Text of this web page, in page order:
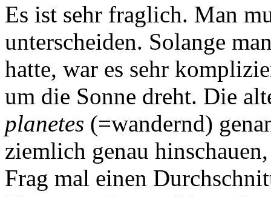
Es ist sehr fraglich. Man
unterscheiden. Solange
hatte, war es sehr
um die Sonne dreht. Die
planetes (=wandernd)
ziemlich genau
Frag mal einen